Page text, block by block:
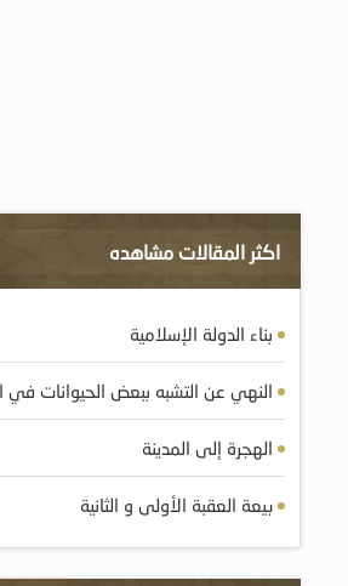
اكثر المقالات مشاهده
بناء الدولة الإسلامية
النهي عن التشبه ببعض الحيوانات في
الهجرة إلى المدينة
بيعة العقبة الأولى و الثانية